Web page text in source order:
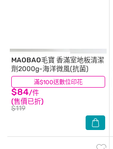
滿$100送數位印花
MAOBAO毛寶 香滿室地板清潔
劑2000g-海洋微風(抗菌)
$84/件
(售價已折)
$119
(2)